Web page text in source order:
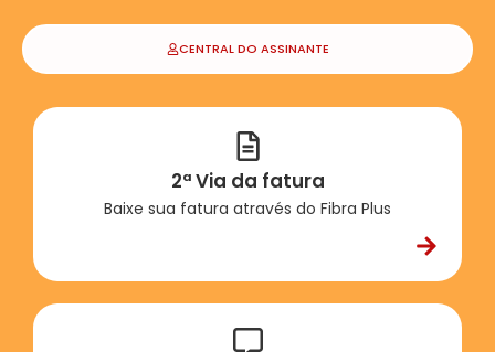
CENTRAL DO ASSINANTE
2ª Via da fatura
Baixe sua fatura através do Fibra Plus